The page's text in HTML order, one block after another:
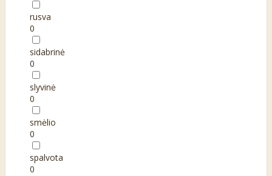
rusva
0
sidabrinė
0
slyvinė
0
smėlio
0
spalvota
0